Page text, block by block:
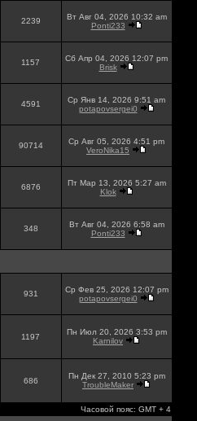
2239
Вт Авг 04, 2026 10:32 am
Ponti233
1157
Сб Апр 04, 2026 12:07 pm
Brisk
4591
Ср Янв 14, 2026 9:51 am
potapovsergei0
90714
Ср Авг 05, 2026 4:51 pm
VeroNika15
6876
Пт Мар 13, 2026 5:27 am
Klok
348
Вт Авг 04, 2026 6:58 am
Ponti233
931
Ср Фев 25, 2026 12:07 pm
potapovsergei0
1197
Пн Июл 20, 2026 3:53 pm
Karnilov
686
Пн Дек 27, 2010 5:23 pm
TroubleMaker
Часовой пояс: GMT + 4